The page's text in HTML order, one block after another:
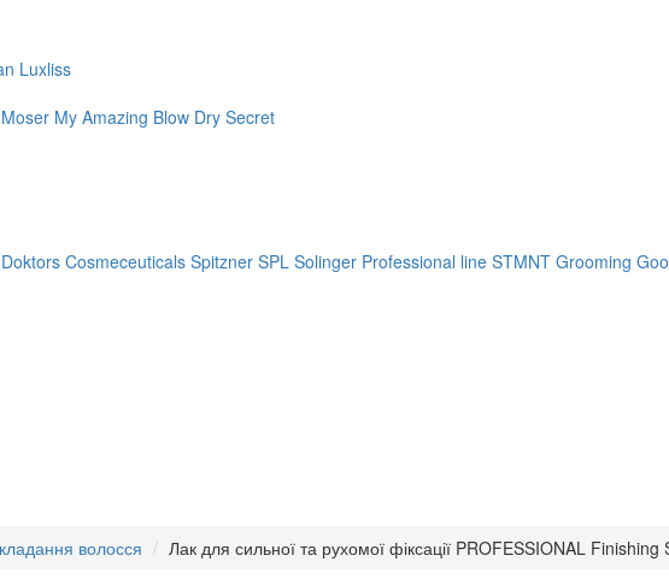
Luxliss
Moser My Amazing Blow Dry Secret
Cosmeceuticals Spitzner SPL Solinger Professional line STMNT Grooming
волосся Лак для сильної та рухомої фіксації PROFESSIONAL